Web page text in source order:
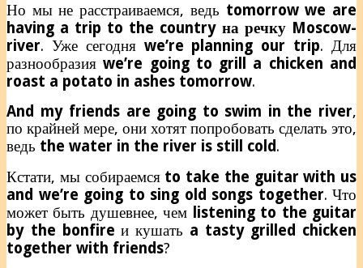
Но мы не расстраиваемся, ведь tomorrow we are
having a trip to the country на речку Moscow-
river. Уже сегодня we’re planning our trip. Для
разнообразияwe’re going to grill a chicken and
roast a potato in ashes tomorrow.
And my friends are going to swim in the river,
по крайней мере, они хотят попробовать сделать это,
ведь the water in the river is still cold.
Кстати, мы собираемся to take the guitar with us
and we’re going to sing old songs together. Что
может быть душевнее, чем
listening to the guitar
by the bonfire и кушать a tasty grilled chicken
together with friends?